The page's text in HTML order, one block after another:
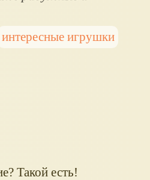
интересные игрушки
Такой есть!